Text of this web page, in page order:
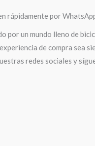
rápidamente por
por un mundo lleno de
de compra sea
redes sociales y